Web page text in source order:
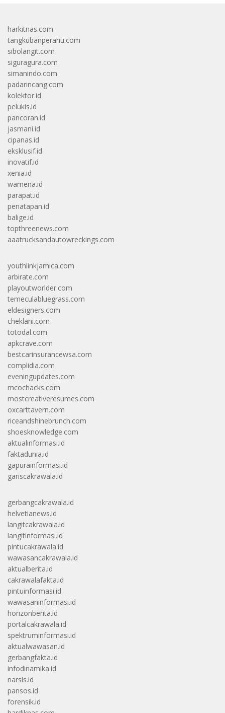
harkitnas.com
tangkubanperahu.com
sibolangit.com
siguragura.com
simanindo.com
padarincang.com
kolektor.id
pelukis.id
pancoran.id
jasmani.id
cipanas.id
eksklusif.id
inovatif.id
xenia.id
wamena.id
parapat.id
penatapan.id
balige.id
topthreenews.com
aaatrucksandautowreckings.com
youthlinkjamica.com
arbirate.com
playoutworlder.com
temeculabluegrass.com
eldesigners.com
cheklani.com
totodal.com
apkcrave.com
bestcarinsurancewsa.com
complidia.com
eveningupdates.com
mcochacks.com
mostcreativeresumes.com
oxcarttavern.com
riceandshinebrunch.com
shoesknowledge.com
aktualinformasi.id
faktadunia.id
gapurainformasi.id
gariscakrawala.id
gerbangcakrawala.id
helvetianews.id
langitcakrawala.id
langitinformasi.id
pintucakrawala.id
wawasancakrawala.id
aktualberita.id
cakrawalafakta.id
pintuinformasi.id
wawasaninformasi.id
horizonberita.id
portalcakrawala.id
spektruminformasi.id
aktualwawasan.id
gerbangfakta.id
infodinamika.id
narsis.id
pansos.id
forensik.id